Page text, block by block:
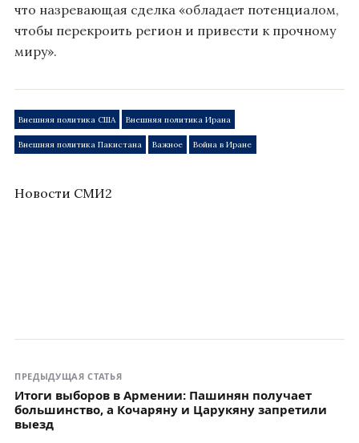
что назревающая сделка «обладает потенциалом,
чтобы перекроить регион и привести к прочному
миру».
Внешняя политика США Внешняя политика Ирана
Внешняя политика Пакистана Важное Война в Иране
Новости СМИ2
ПРЕДЫДУЩАЯ СТАТЬЯ
Итоги выборов в Армении: Пашинян получает
большинство, а Кочаряну и Царукяну запретили
выезд